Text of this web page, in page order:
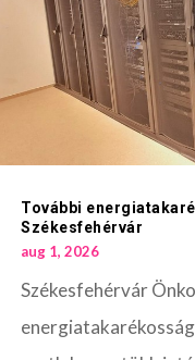
További
Székesfehérvár
aug 1, 2026
Székesfehérvár